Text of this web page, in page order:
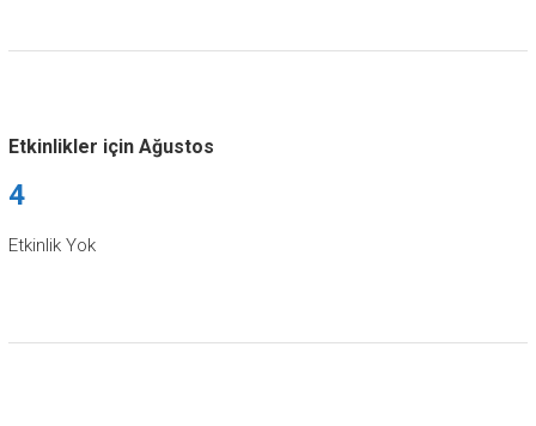
Etkinlikler için Ağustos
4
Etkinlik Yok